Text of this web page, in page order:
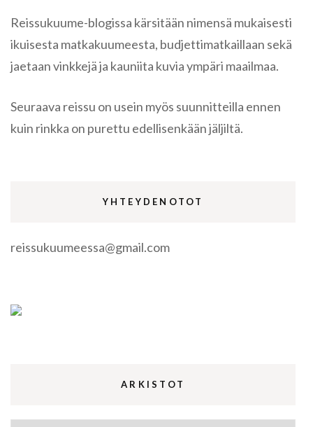
Reissukuume-blogissa kärsitään nimensä mukaisesti
ikuisesta matkakuumeesta, budjettimatkaillaan sekä
jaetaan vinkkejä ja kauniita kuvia ympäri maailmaa.
Seuraava reissu on usein myös suunnitteilla ennen
kuin rinkka on purettu edellisenkään jäljiltä.
YHTEYDENOTOT
reissukuumeessa@gmail.com
ARKISTOT